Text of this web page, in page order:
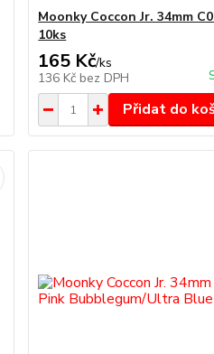
Moonky Coccon Jr. 34mm
10ks
165 Kč/ks
136 Kč bez DPH
Přidat do